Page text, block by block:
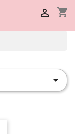
shopping_cart

